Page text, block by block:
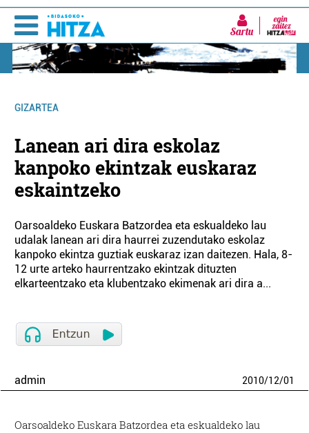
Sartu
GIZARTEA
Lanean ari dira eskolaz
kanpoko ekintzak euskaraz
eskaintzeko
Oarsoaldeko Euskara Batzordea eta eskualdeko lau
udalak lanean ari dira haurrei zuzendutako eskolaz
kanpoko ekintza guztiak euskaraz izan daitezen. Hala, 8-
12 urte arteko haurrentzako ekintzak dituzten
elkarteentzako eta klubentzako ekimenak ari dira a...
admin 2010/12/01
Oarsoaldeko Euskara Batzordea eta eskualdeko lau